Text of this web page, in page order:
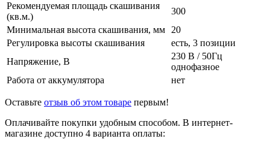
Рекомендуемая площадь скашивания
(кв.м.)
300
Минимальная высота скашивания, мм 20
Регулировка высоты скашивания
есть, 3 позиции
Напряжение, В
230 В / 50Гц
однофазное
Работа от аккумулятора
нет
Оставьте отзыв об этом товаре первым!
Оплачивайте покупки удобным способом. В интернет-
магазине доступно 4 варианта оплаты: